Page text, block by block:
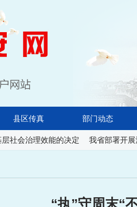
县区传真 部门动态
社会治理效能的决定 我省部署开展
“执”守周末“